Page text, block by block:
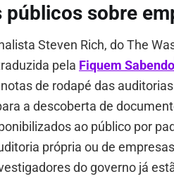
públicos sobre
Steven Rich, do The
pela Fiquem Sabendo
de rodapé das
a descoberta de
ao público por
própria ou de
do governo já